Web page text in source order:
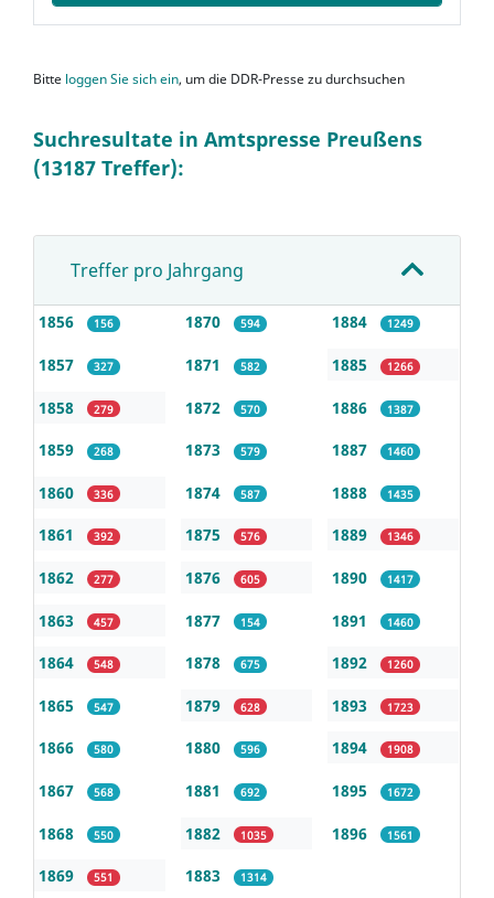
Bitte loggen Sie sich ein, um die DDR-Presse zu durchsuchen
Suchresultate in Amtspresse Preußens
(13187 Treffer):
Treffer pro Jahrgang
1856 156
1857 327
1858 279
1859 268
1860 336
1861 392
1862 277
1863 457
1864 548
1865 547
1866 580
1867 568
1868 550
1869 551
1870 594
1871 582
1872 570
1873 579
1874 587
1875 576
1876 605
1877 154
1878 675
1879 628
1880 596
1881 692
1882 1035
1883 1314
1884 1249
1885 1266
1886 1387
1887 1460
1888 1435
1889 1346
1890 1417
1891 1460
1892 1260
1893 1723
1894 1908
1895 1672
1896 1561